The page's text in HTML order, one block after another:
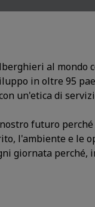
al mondo
in oltre 95
un'etica di
futuro
l'ambiente e le
giornata perché,